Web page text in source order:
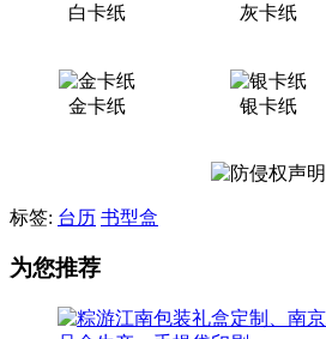
白卡纸 灰卡纸
金卡纸 银卡纸
标签: 台历 书型盒
为您推荐